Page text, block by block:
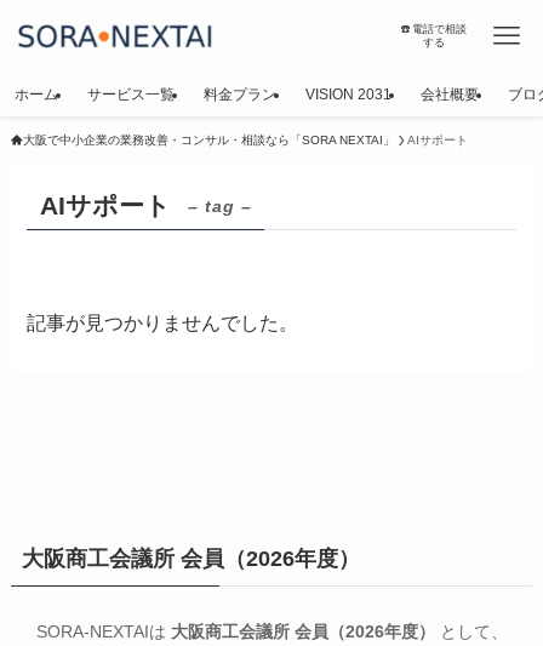
☎️電話で相談
する
ホーム サービス一覧 料金プラン VISION 2031 会社概要 ブロ
大阪で中小企業の業務改善・コンサル・相談なら「SORA NEXTAI」 AIサポート
AIサポート – tag –
記事が見つかりませんでした。
大阪商工会議所 会員（2026年度）
SORA-NEXTAIは 大阪商工会議所 会員（2026年度）
として、